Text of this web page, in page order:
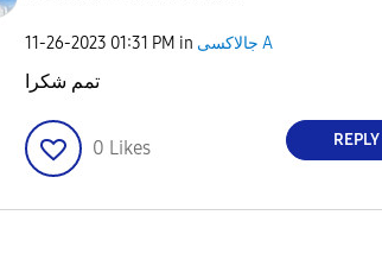
‎11-26-2023 01:31 PM in جالاكسى A
تمم شكرا
0 Likes REPLY